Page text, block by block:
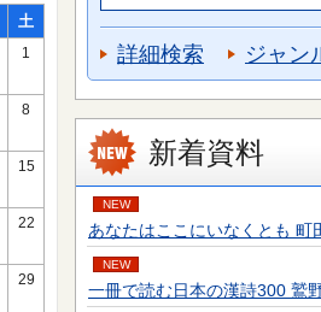
土
1
8
15
22
29
詳細検索 ジャン
新着資料
NEW
あなたはここにいなくとも
NEW
一冊で読む日本の漢詩300 鷲